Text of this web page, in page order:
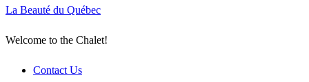
La Beauté du Québec
Welcome to the Chalet!
Contact Us